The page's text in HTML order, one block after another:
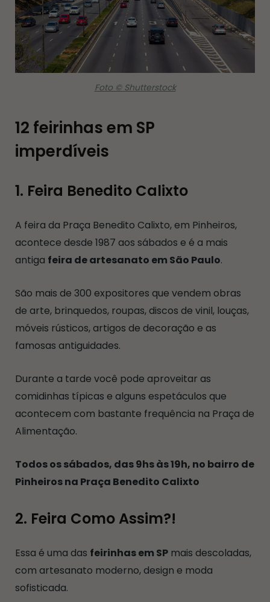
Foto © Shutterstock
12 feirinhas em SP
imperdíveis
1. Feira Benedito Calixto
A feira da Praça Benedito Calixto, em Pinheiros,
acontece desde 1987 aos sábados e é a mais
antiga feira de artesanato em São Paulo.
São mais de 300 expositores que vendem obras
de arte, brinquedos, roupas, discos de vinil, louças,
móveis rústicos, artigos de decoração e as
famosas antiguidades.
Durante a tarde você pode aproveitar as
comidinhas típicas e alguns espetáculos que
acontecem com bastante frequência na Praça de
Alimentação.
Todos os sábados, das 9hs às 19h, no bairro de
Pinheiros na Praça Benedito Calixto
2. Feira Como Assim?!
Essa é uma das feirinhas em SP mais descoladas,
com artesanato moderno, design e moda
sofisticada.